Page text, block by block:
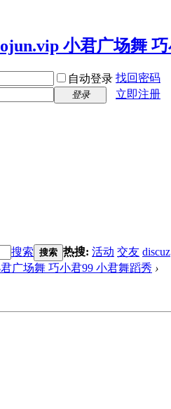
自动登录 找回密码
登录
立即注册
搜索 搜索 热搜: 活动 交友 discuz
广场舞 巧小君99 小君舞蹈秀 ›